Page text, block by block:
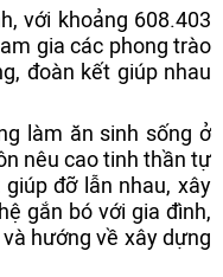
với khoảng 608.403
gia các phong trào
đoàn kết giúp nhau
làm ăn sinh sống ở
nêu cao tinh thần tự
đỡ lẫn nhau, xây
gắn bó với gia đình,
hướng về xây dựng